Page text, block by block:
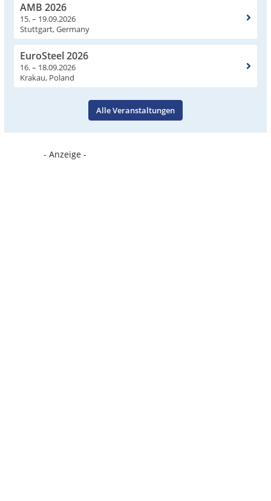
AMB 2026
15. – 19.09.2026
Stuttgart, Germany
EuroSteel 2026
16. – 18.09.2026
Krakau, Poland
Alle Veranstaltungen
- Anzeige -